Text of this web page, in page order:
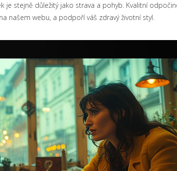
je stejně důležitý jako strava a pohyb. Kvalitní
našem webu, a podpoří váš zdravý životní styl.